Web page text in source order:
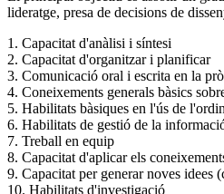
lideratge, presa de decisions de
1. Capacitat d'anàlisi i síntesi
2. Capacitat d'organitzar i planificar
3. Comunicació oral i escrita en la
4. Coneixements generals bàsics
5. Habilitats bàsiques en l'ús de
6. Habilitats de gestió de la
7. Treball en equip
8. Capacitat d'aplicar els
9. Capacitat per generar noves idees
10. Habilitats d'investigació